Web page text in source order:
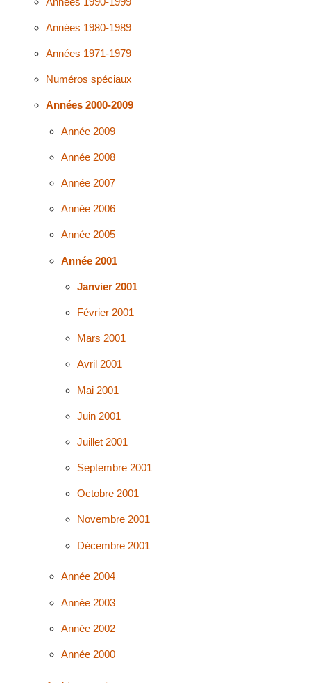
Années 1980-1989
Années 1971-1979
Numéros spéciaux
Années 2000-2009
Année 2009
Année 2008
Année 2007
Année 2006
Année 2005
Année 2001
Janvier 2001
Février 2001
Mars 2001
Avril 2001
Mai 2001
Juin 2001
Juillet 2001
Septembre 2001
Octobre 2001
Novembre 2001
Décembre 2001
Année 2004
Année 2003
Année 2002
Année 2000